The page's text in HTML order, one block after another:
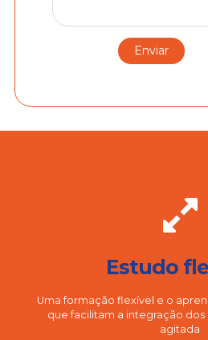
Estudo
Uma formação flexível e o
que facilitam a integração dos
agitada